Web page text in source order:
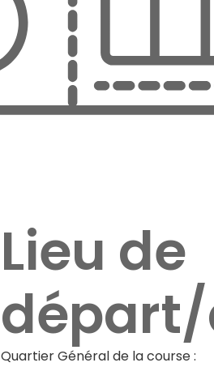
Lieu de
Quartier Général de la course :